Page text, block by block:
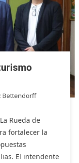
Bettendorff
Rueda de
fortalecer la
El intendente